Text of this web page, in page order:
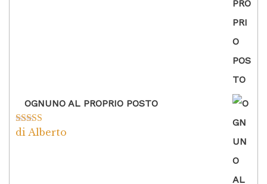
OGNUNO AL PROPRIO POSTO
Valutato5su
di Alberto